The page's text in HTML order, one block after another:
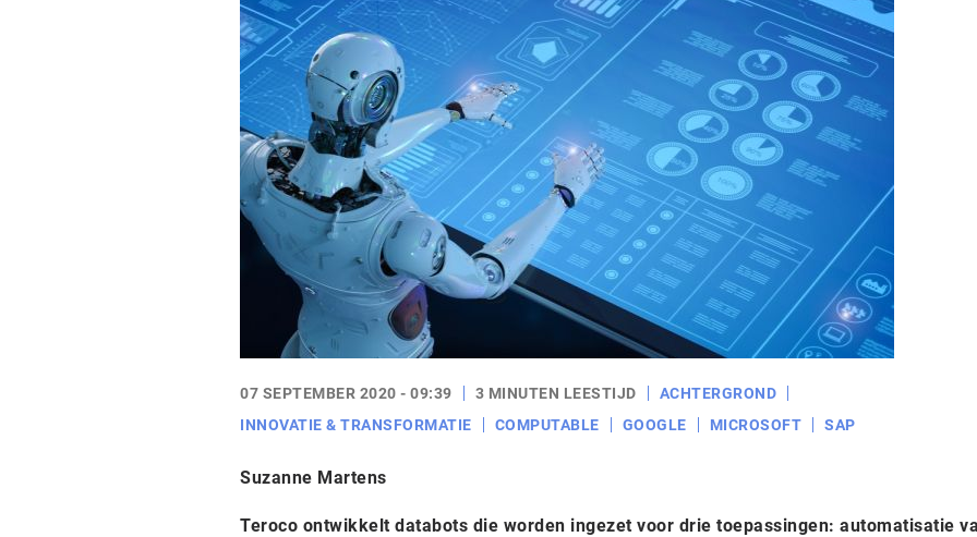
07 SEPTEMBER 2020 - 09:39 3 MINUTEN LEESTIJD
ACHTERGROND
INNOVATIE & TRANSFORMATIE
COMPUTABLE GOOGLE MICROSOFT SAP
Suzanne Martens
Teroco ontwikkelt databots die worden ingezet voor drie toepassingen: automatisatie